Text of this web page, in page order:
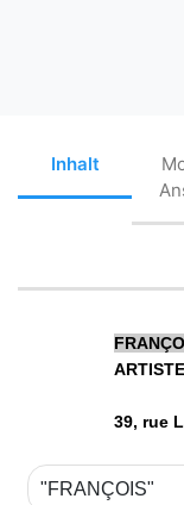
Inhalt
F
39, rue
"FRANÇOIS"